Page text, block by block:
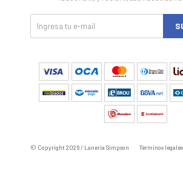
© Copyright 2026 / Laneria Simpson Términos legales